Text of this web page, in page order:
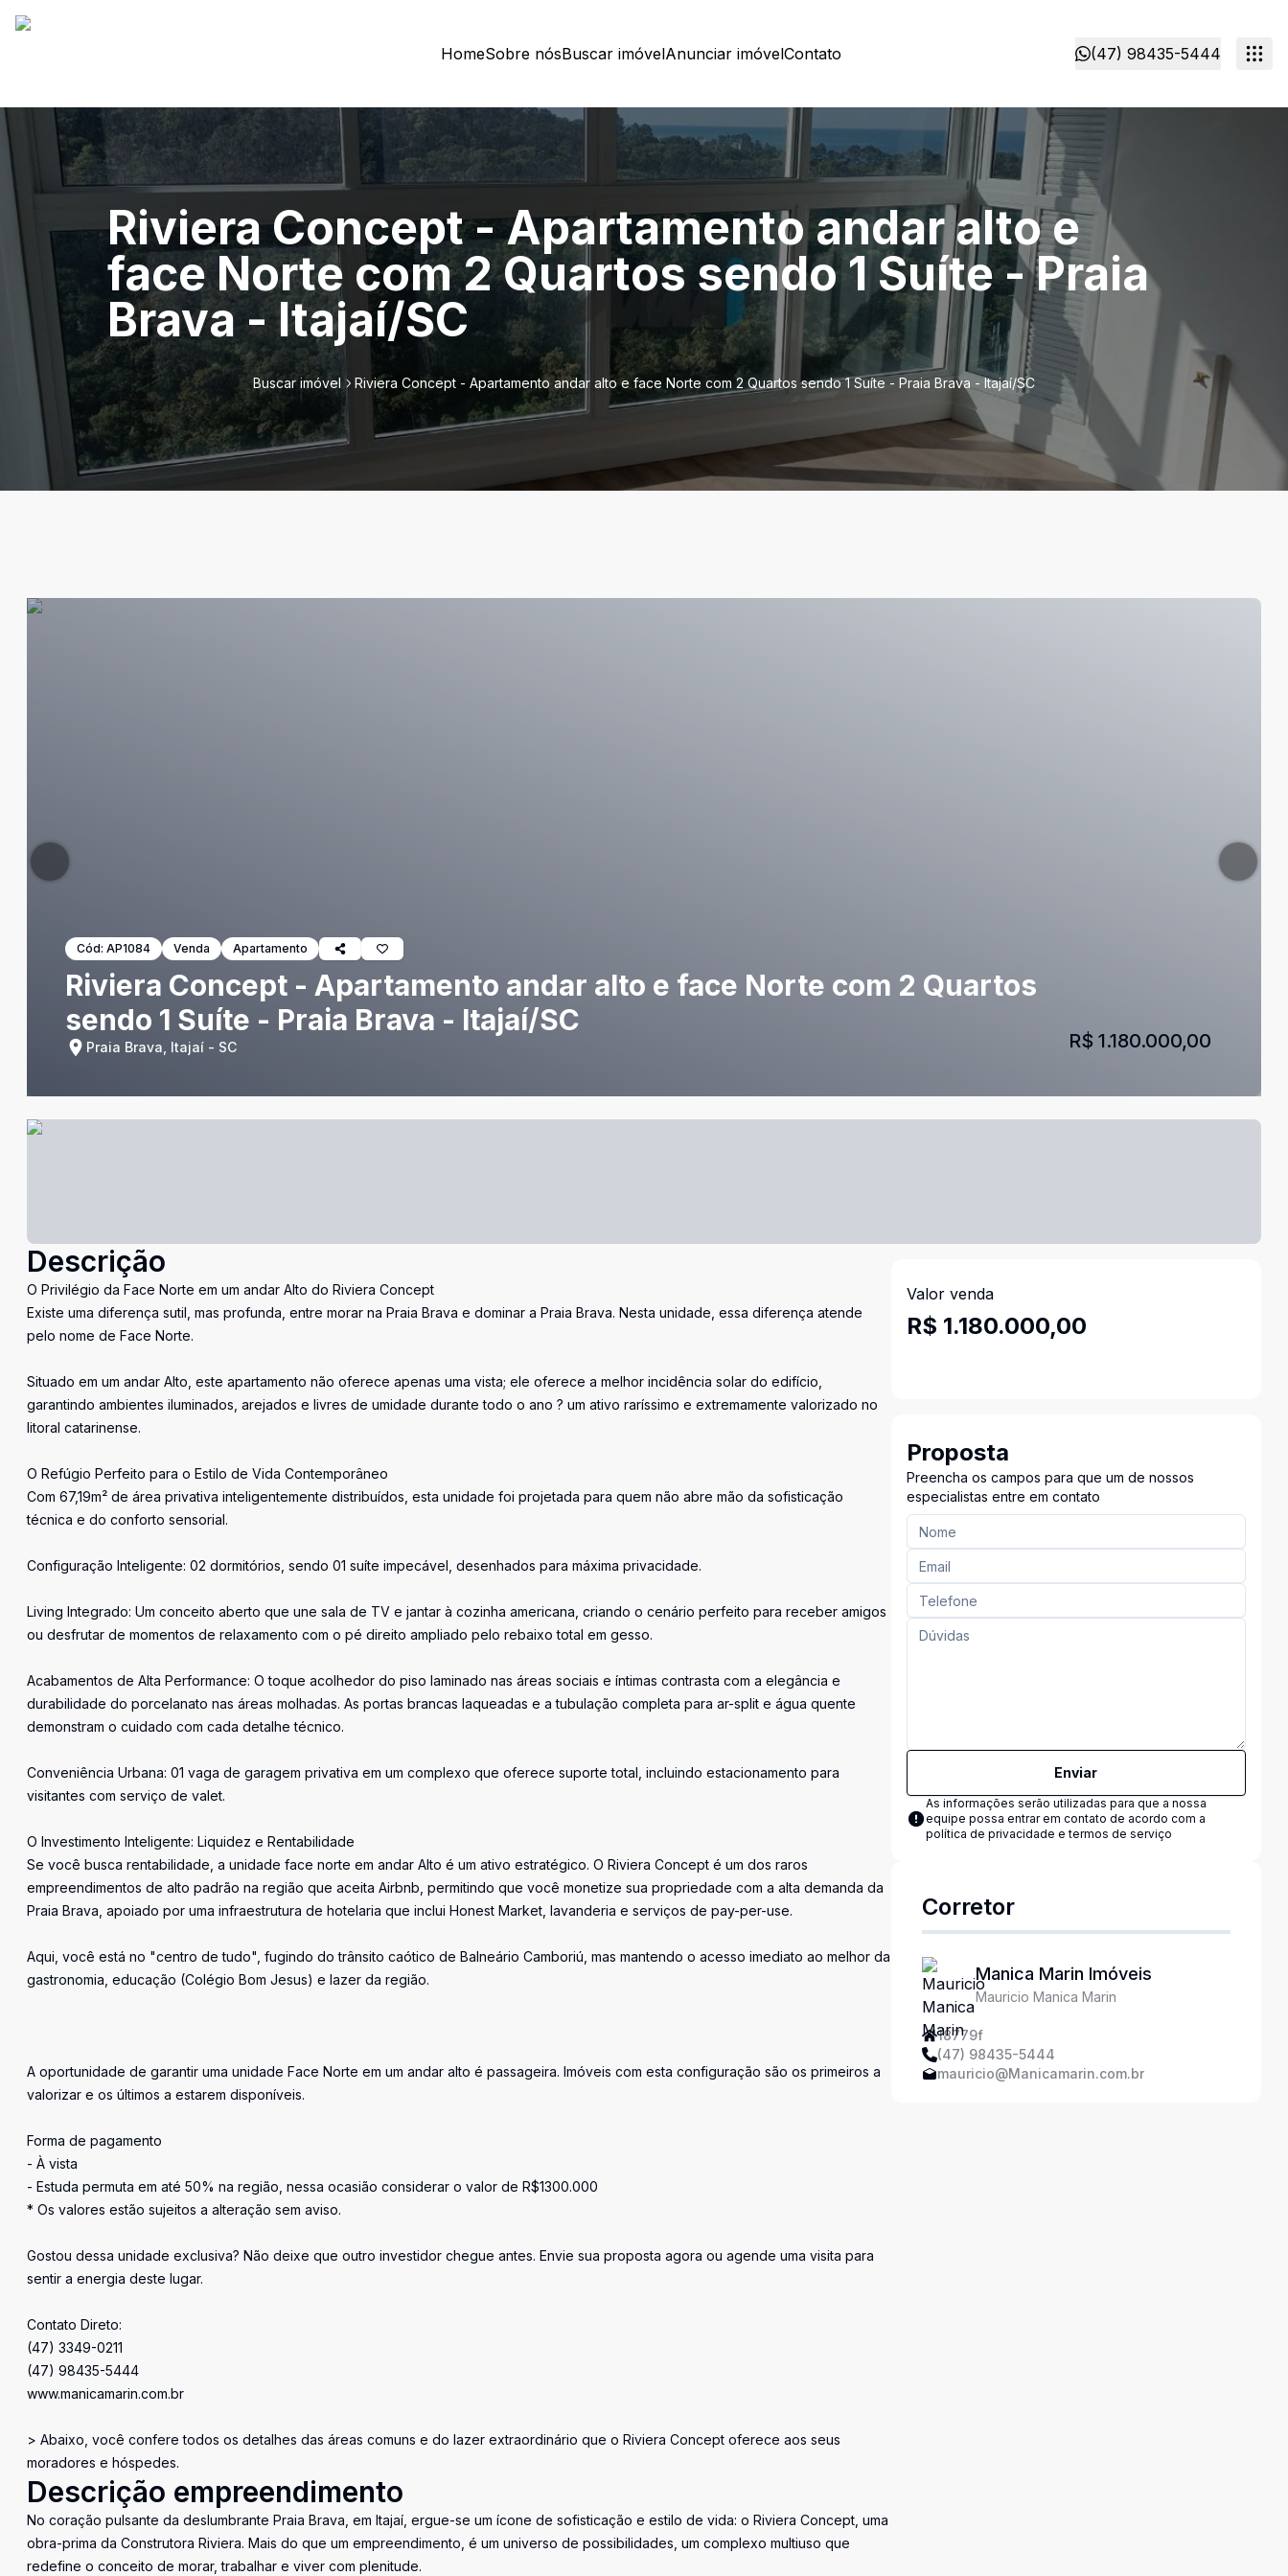
HomeSobre nósBuscar imóvelAnunciar imóvelContato (47) 98435-5444
Riviera Concept - Apartamento andar alto e
face Norte com 2 Quartos sendo 1 Suíte - Praia
Brava - Itajaí/SC
Buscar imóvel Riviera Concept - Apartamento andar alto e face Norte com 2 Quartos sendo 1 Suíte - Praia Brava - Itajaí/SC
Cód: AP1084 Venda Apartamento
Riviera Concept - Apartamento andar alto e face Norte com 2 Quartos
sendo 1 Suíte - Praia Brava - Itajaí/SC
Praia Brava, Itajaí - SC R$ 1.180.000,00
Descrição
O Privilégio da Face Norte em um andar Alto do Riviera Concept
Existe uma diferença sutil, mas profunda, entre morar na Praia Brava e dominar a Praia Brava. Nesta unidade, essa diferença atende
pelo nome de Face Norte.
Situado em um andar Alto, este apartamento não oferece apenas uma vista; ele oferece a melhor incidência solar do edifício,
garantindo ambientes iluminados, arejados e livres de umidade durante todo o ano ? um ativo raríssimo e extremamente valorizado no
litoral catarinense.
O Refúgio Perfeito para o Estilo de Vida Contemporâneo
Com 67,19m² de área privativa inteligentemente distribuídos, esta unidade foi projetada para quem não abre mão da sofisticação
técnica e do conforto sensorial.
Configuração Inteligente: 02 dormitórios, sendo 01 suíte impecável, desenhados para máxima privacidade.
Living Integrado: Um conceito aberto que une sala de TV e jantar à cozinha americana, criando o cenário perfeito para receber amigos
ou desfrutar de momentos de relaxamento com o pé direito ampliado pelo rebaixo total em gesso.
Acabamentos de Alta Performance: O toque acolhedor do piso laminado nas áreas sociais e íntimas contrasta com a elegância e
durabilidade do porcelanato nas áreas molhadas. As portas brancas laqueadas e a tubulação completa para ar-split e água quente
demonstram o cuidado com cada detalhe técnico.
Conveniência Urbana: 01 vaga de garagem privativa em um complexo que oferece suporte total, incluindo estacionamento para
visitantes com serviço de valet.
O Investimento Inteligente: Liquidez e Rentabilidade
Se você busca rentabilidade, a unidade face norte em andar Alto é um ativo estratégico. O Riviera Concept é um dos raros
empreendimentos de alto padrão na região que aceita Airbnb, permitindo que você monetize sua propriedade com a alta demanda da
Praia Brava, apoiado por uma infraestrutura de hotelaria que inclui Honest Market, lavanderia e serviços de pay-per-use.
Aqui, você está no "centro de tudo", fugindo do trânsito caótico de Balneário Camboriú, mas mantendo o acesso imediato ao melhor da
gastronomia, educação (Colégio Bom Jesus) e lazer da região.
A oportunidade de garantir uma unidade Face Norte em um andar alto é passageira. Imóveis com esta configuração são os primeiros a
valorizar e os últimos a estarem disponíveis.
Forma de pagamento
- À vista
- Estuda permuta em até 50% na região, nessa ocasião considerar o valor de R$1300.000
* Os valores estão sujeitos a alteração sem aviso.
Gostou dessa unidade exclusiva? Não deixe que outro investidor chegue antes. Envie sua proposta agora ou agende uma visita para
sentir a energia deste lugar.
Contato Direto:
(47) 3349-0211
(47) 98435-5444
www.manicamarin.com.br
> Abaixo, você confere todos os detalhes das áreas comuns e do lazer extraordinário que o Riviera Concept oferece aos seus
moradores e hóspedes.
Descrição empreendimento
No coração pulsante da deslumbrante Praia Brava, em Itajaí, ergue-se um ícone de sofisticação e estilo de vida: o Riviera Concept, uma
obra-prima da Construtora Riviera. Mais do que um empreendimento, é um universo de possibilidades, um complexo multiuso que
redefine o conceito de morar, trabalhar e viver com plenitude.
Valor venda
R$ 1.180.000,00
Proposta
Preencha os campos para que um de nossos
especialistas entre em contato
Enviar
As informações serão utilizadas para que a nossa
equipe possa entrar em contato de acordo com a
política de privacidade e termos de serviço
Corretor
Manica Marin Imóveis
Mauricio Manica Marin
18779f
(47) 98435-5444
mauricio@Manicamarin.com.br